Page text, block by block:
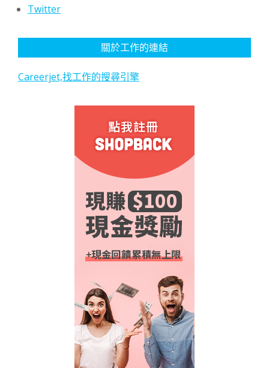
Twitter
關於工作的連結
Careerjet,找工作的搜尋引擎